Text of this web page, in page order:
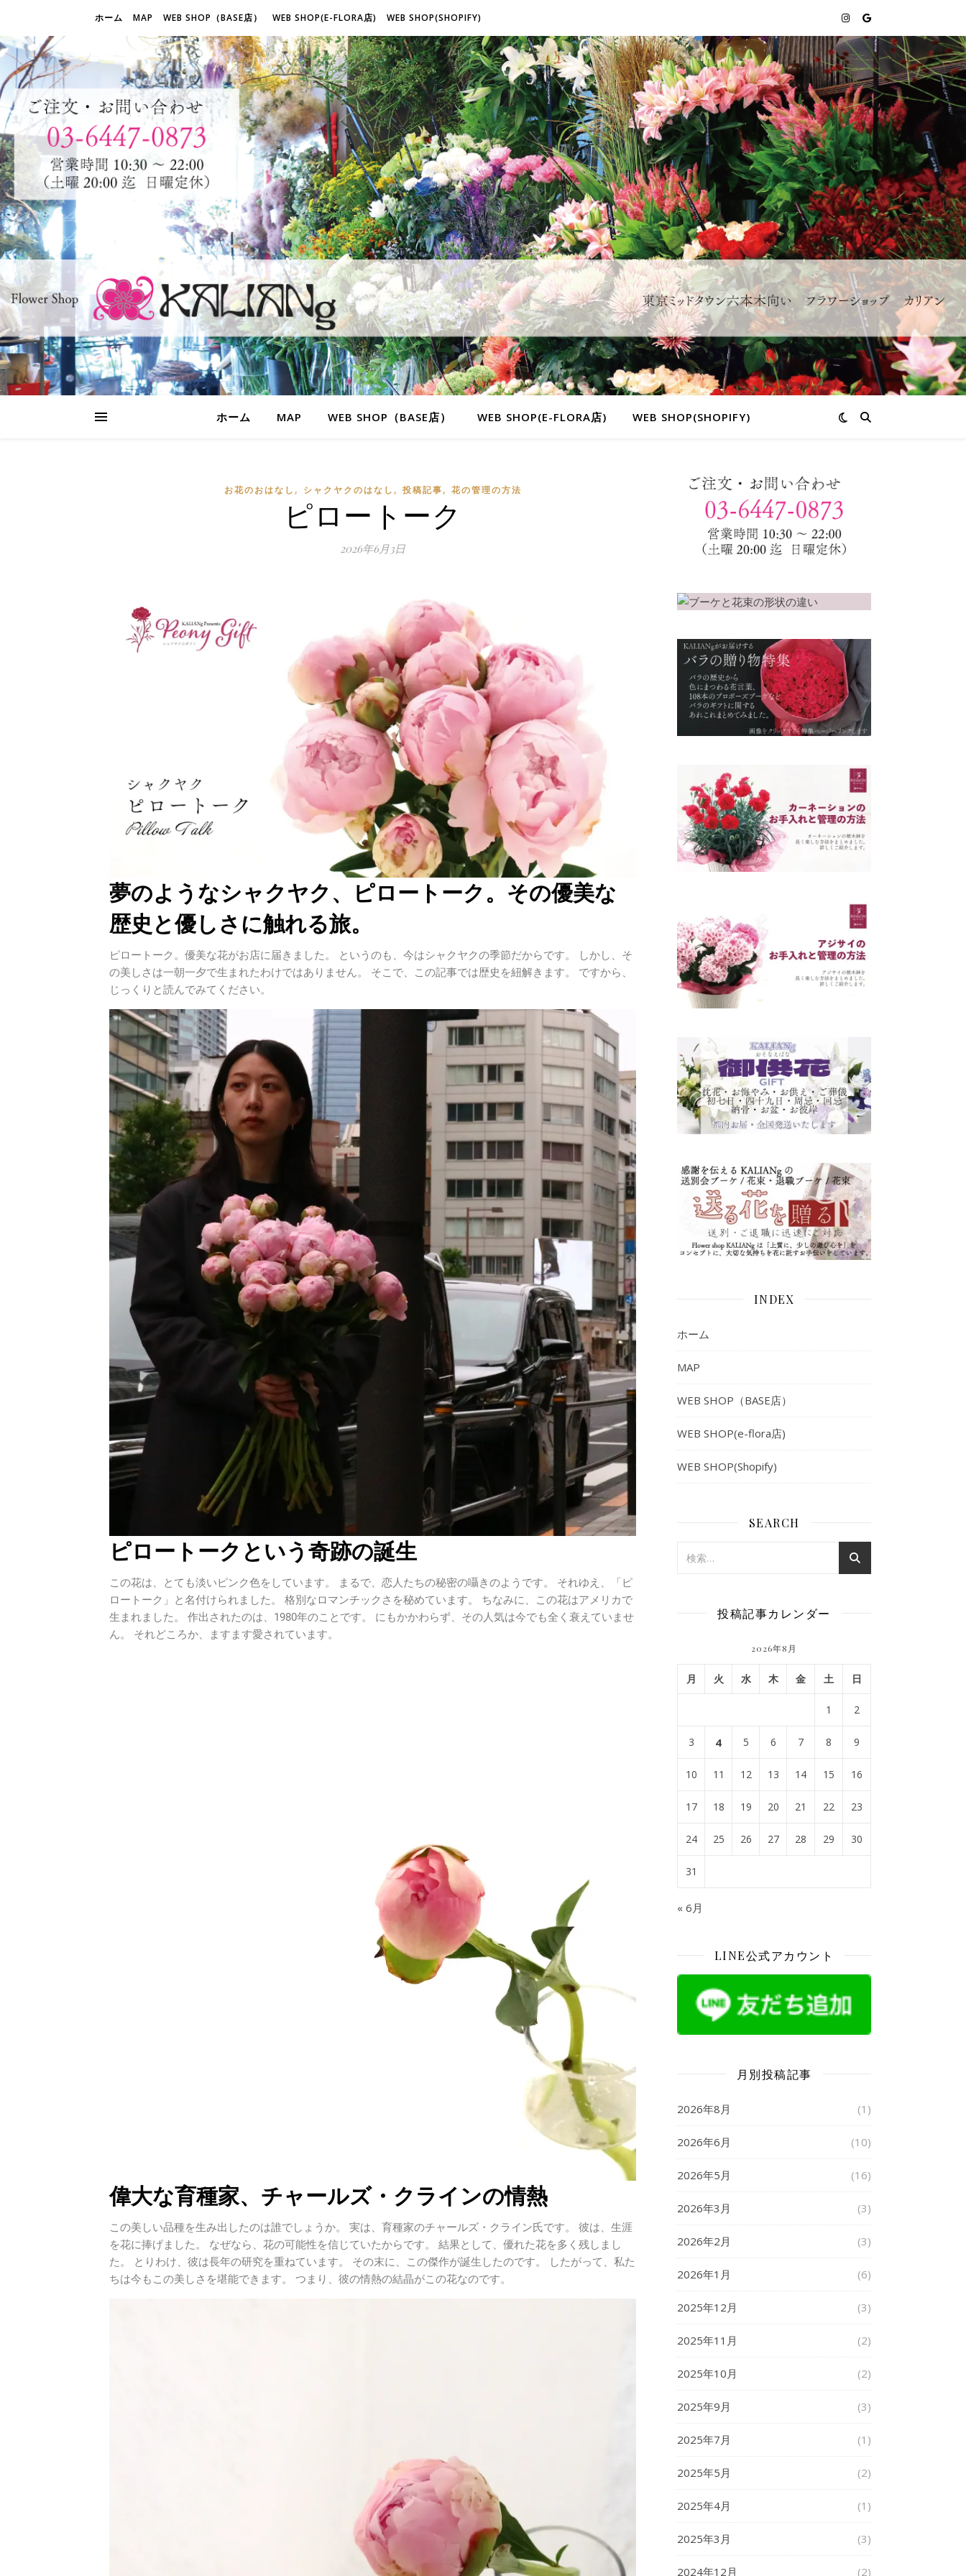
ホーム MAP WEB SHOP（BASE店） WEB SHOP(E-FLORA店) WEB SHOP(SHOPIFY)
ホーム MAP WEB SHOP（BASE店） WEB SHOP(E-FLORA店) WEB SHOP(SHOPIFY)
お花のおはなし , シャクヤクのはなし , 投稿記事, 花の管理の方法
ピロートーク
2026年6月3日
夢のようなシャクヤク、ピロートーク。その優美な
歴史と優しさに触れる旅。
ピロートーク。優美な花がお店に届きました。 というのも、今はシャクヤクの季節だからです。 しかし、そ
の美しさは一朝一夕で生まれたわけではありません。 そこで、この記事では歴史を紐解きます。 ですから、
じっくりと読んでみてください。
ピロートークという奇跡の誕生
この花は、とても淡いピンク色をしています。 まるで、恋人たちの秘密の囁きのようです。 それゆえ、「ピ
ロートーク」と名付けられました。 格別なロマンチックさを秘めています。 ちなみに、この花はアメリカで
生まれました。 作出されたのは、1980年のことです。 にもかかわらず、その人気は今でも全く衰えていませ
ん。 それどころか、ますます愛されています。
偉大な育種家、チャールズ・クラインの情熱
この美しい品種を生み出したのは誰でしょうか。 実は、育種家のチャールズ・クライン氏です。 彼は、生涯
を花に捧げました。 なぜなら、花の可能性を信じていたからです。 結果として、優れた花を多く残しまし
た。 とりわけ、彼は長年の研究を重ねています。 その末に、この傑作が誕生したのです。 したがって、私た
ちは今もこの美しさを堪能できます。 つまり、彼の情熱の結晶がこの花なのです。
INDEX
ホーム
MAP
WEB SHOP（BASE店）
WEB SHOP(e-flora店)
WEB SHOP(Shopify)
SEARCH
投稿記事カレンダー
2026年8月
月 火 水 木 金 土 日
1 2
3 4 5 6 7 8 9
10 11 12 13 14 15 16
17 18 19 20 21 22 23
24 25 26 27 28 29 30
31
« 6月
LINE公式アカウント
月別投稿記事
2026年8月 (1)
2026年6月 (10)
2026年5月 (16)
2026年3月 (3)
2026年2月 (3)
2026年1月 (6)
2025年12月 (3)
2025年11月 (2)
2025年10月 (2)
2025年9月 (3)
2025年7月 (1)
2025年5月 (2)
2025年4月 (1)
2025年3月 (3)
2024年12月 (2)